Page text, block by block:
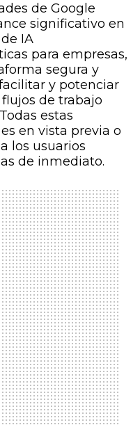
de Google
significativo en
IA
para empresas,
segura y
y potenciar
de trabajo
estas
en vista previa o
los usuarios
de inmediato.